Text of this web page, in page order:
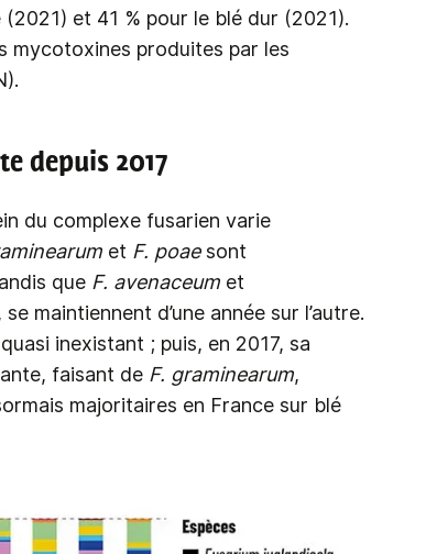
et 41 % pour le blé dur (2021).
mycotoxines produites par les
depuis 2017
du complexe fusarien varie
et F. poaesont
queF. avenaceum et
maintiennent d’une année sur l’autre.
inexistant ; puis, en 2017, sa
faisant de F. graminearum,
majoritaires en France sur blé